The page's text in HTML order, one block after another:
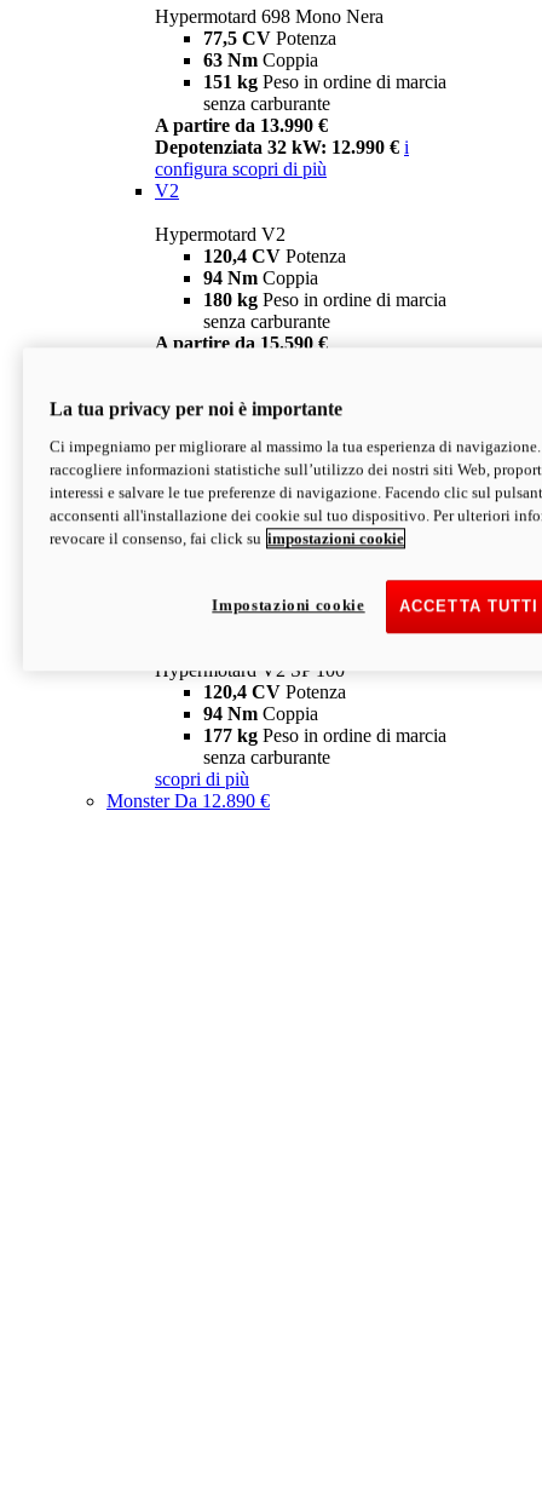
Hypermotard 698 Mono Nera
77,5 CV Potenza
63 Nm Coppia
151 kg Peso in ordine di marcia
senza carburante
A partire da 13.990 €
Depotenziata 32 kW: 12.990 € i
configura scopri di più
V2
Hypermotard V2
120,4 CV Potenza
94 Nm Coppia
180 kg Peso in ordine di marcia
senza carburante
A partire da 15.590 €
V2 SP
Hypermotard V2 SP
120,4 CVPotenza
94 NmCoppia
177 kgPeso in ordine di marcia
senza carburante
Depotenziata 35 kW: 18.890 € i
configura scopri di più
Hypermotard V2 SP 100
120,4 CV Potenza
94 Nm Coppia
177 kg Peso in ordine di marcia
senza carburante
scopri di più
MonsterDa 12.890 €
La tua privacy per noi è importante
Ci impegniamo per migliorare al massimo la tua esperienza di
raccogliere informazioni statistiche sull’utilizzo dei nostri siti Web,
interessi e salvare le tue preferenze di navigazione. Facendo clic sul
acconsenti all'installazione dei cookie sul tuo dispositivo. Per ulteriori
revocare il consenso, fai click su impostazioni cookie
ACCETTA
Impostazioni cookie